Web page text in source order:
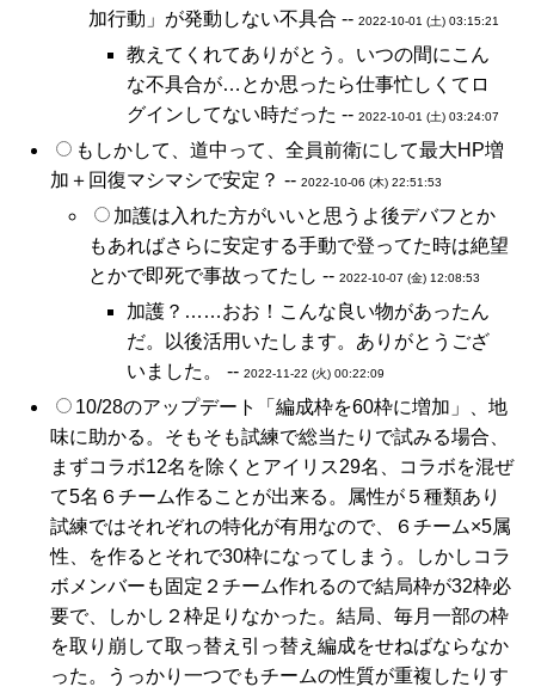
加行動」が発動しない不具合 -- 2022-10-01 (土) 03:15:21
教えてくれてありがとう。いつの間にこん
な不具合が…とか思ったら仕事忙しくてロ
グインしてない時だった -- 2022-10-01 (土) 03:24:07
もしかして、道中って、全員前衛にして最大HP増
加＋回復マシマシで安定？ -- 2022-10-06 (木) 22:51:53
加護は入れた方がいいと思うよ後デバフとか
もあればさらに安定する手動で登ってた時は絶望
とかで即死で事故ってたし -- 2022-10-07 (金) 12:08:53
加護？……おお！こんな良い物があったん
だ。以後活用いたします。ありがとうござ
いました。 -- 2022-11-22 (火) 00:22:09
10/28のアップデート「編成枠を60枠に増加」、地
味に助かる。そもそも試練で総当たりで試みる場合、
まずコラボ12名を除くとアイリス29名、コラボを混ぜ
て5名６チーム作ることが出来る。属性が５種類あり
試練ではそれぞれの特化が有用なので、６チーム×5属
性、を作るとそれで30枠になってしまう。しかしコラ
ボメンバーも固定２チーム作れるので結局枠が32枠必
要で、しかし２枠足りなかった。結局、毎月一部の枠
を取り崩して取っ替え引っ替え編成をせねばならなか
った。うっかり一つでもチームの性質が重複したりす